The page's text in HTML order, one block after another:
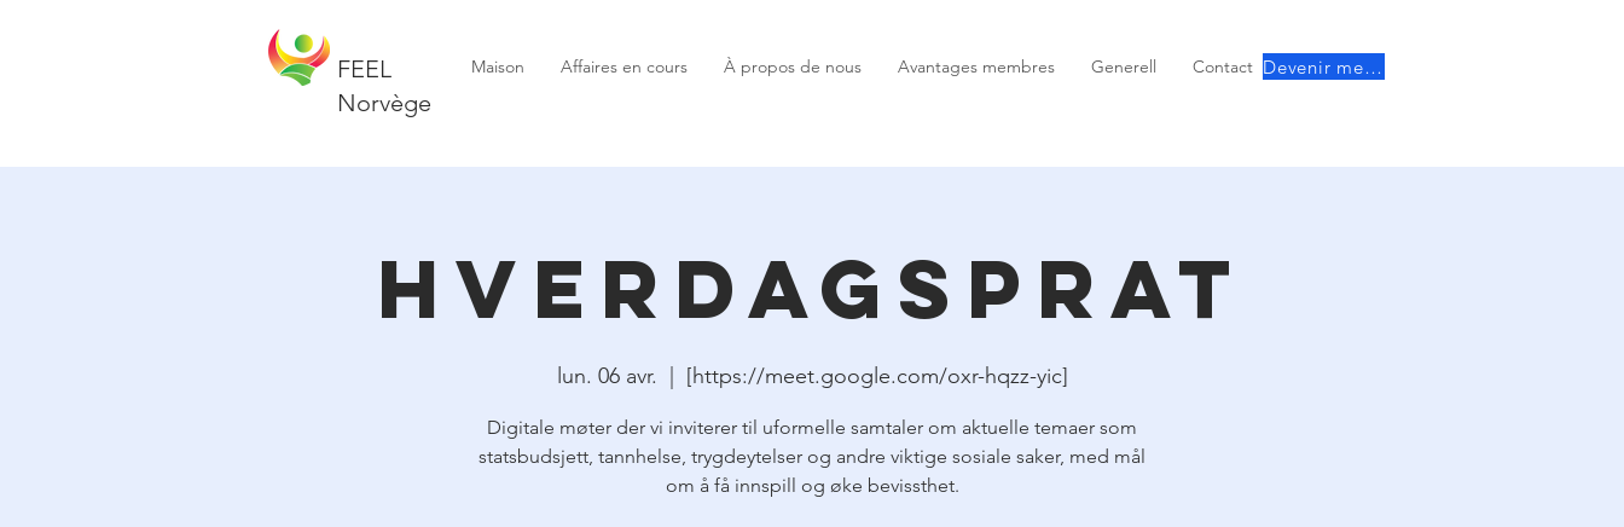
FEEL
Norvège
Maison Affaires en cours À propos de nous Avantages membres Generell Contact Devenir membre
Hverdagsprat
lun. 06 avr. [https://meet.google.com/oxr-hqzz-yic]
Digitale møter der vi inviterer til uformelle samtaler om aktuelle temaer som
statsbudsjett, tannhelse, trygdeytelser og andre viktige sosiale saker, med mål
om å få innspill og øke bevissthet.